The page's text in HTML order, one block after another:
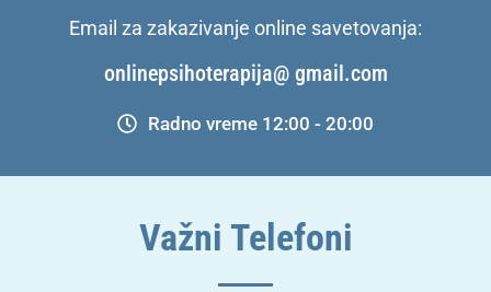
Email za zakazivanje online savetovanja:
onlinepsihoterapija@ gmail.com
Radno vreme 12:00 - 20:00
Važni Telefoni